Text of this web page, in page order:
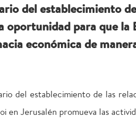
del establecimiento
oportunidad para que la
económica de
del establecimiento de las
en Jerusalén promueva las